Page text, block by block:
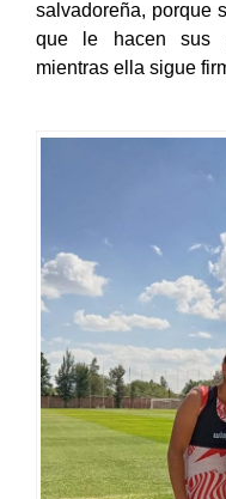
más aburrida del
salvadoreña, porque
que le hacen sus